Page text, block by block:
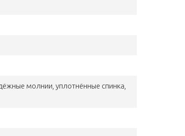
молнии, уплотнённые спинка,